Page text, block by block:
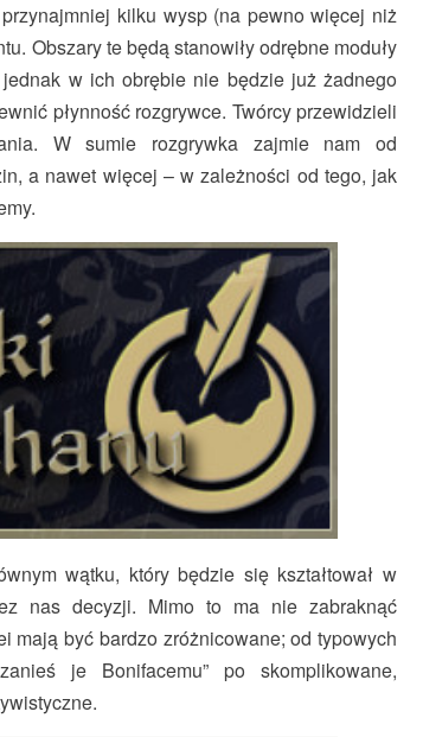
kilku wysp (na pewno więcej niż
Obszary te będą stanowiły odrębne moduły
w ich obrębie nie będzie już żadnego
płynność rozgrywce. Twórcy przewidzieli
W sumie rozgrywka zajmie nam od
a nawet więcej – w zależności od tego, jak
wątku, który będzie się kształtował w
nas decyzji. Mimo to ma nie zabraknąć
mają być bardzo zróżnicowane; od typowych
je Bonifacemu” po skomplikowane,